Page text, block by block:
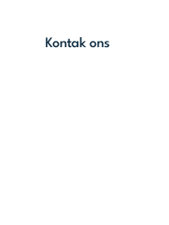
Kontak ons